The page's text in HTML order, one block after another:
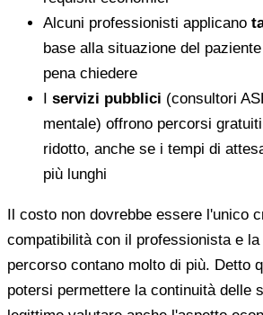
Alcuni professionisti applicano
base alla situazione del
pena chiedere
I servizi pubblici (consultori
mentale) offrono percorsi
ridotto, anche se i tempi di
più lunghi
Il costo non dovrebbe essere l'unico
compatibilità con il professionista e la
percorso contano molto di più. Detto
potersi permettere la continuità delle